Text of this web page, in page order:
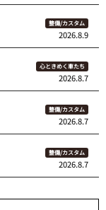
整備/カスタム
2026.8.9
心ときめく車たち
2026.8.7
整備/カスタム
2026.8.7
整備/カスタム
2026.8.7